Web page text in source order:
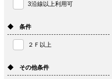
3沿線以上利用可
◆ 条件
２Ｆ以上
◆ その他条件